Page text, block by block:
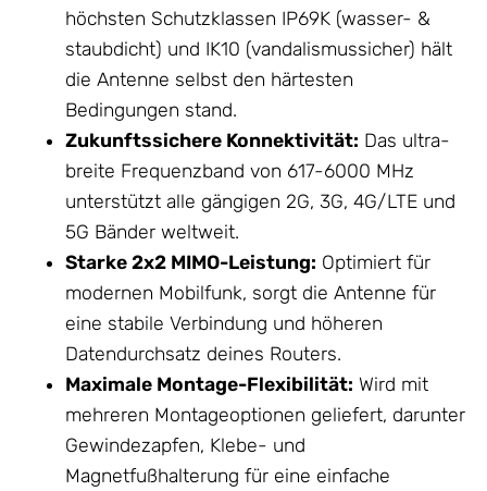
höchsten Schutzklassen IP69K (wasser- &
staubdicht) und IK10 (vandalismussicher) hält
die Antenne selbst den härtesten
Bedingungen stand.
Zukunftssichere Konnektivität: Das ultra-
breite Frequenzband von 617-6000 MHz
unterstützt alle gängigen 2G, 3G, 4G/LTE und
5G Bänder weltweit.
Starke 2x2 MIMO-Leistung: Optimiert für
modernen Mobilfunk, sorgt die Antenne für
eine stabile Verbindung und höheren
Datendurchsatz deines Routers.
Maximale Montage-Flexibilität: Wird mit
mehreren Montageoptionen geliefert, darunter
Gewindezapfen, Klebe- und
Magnetfußhalterung für eine einfache